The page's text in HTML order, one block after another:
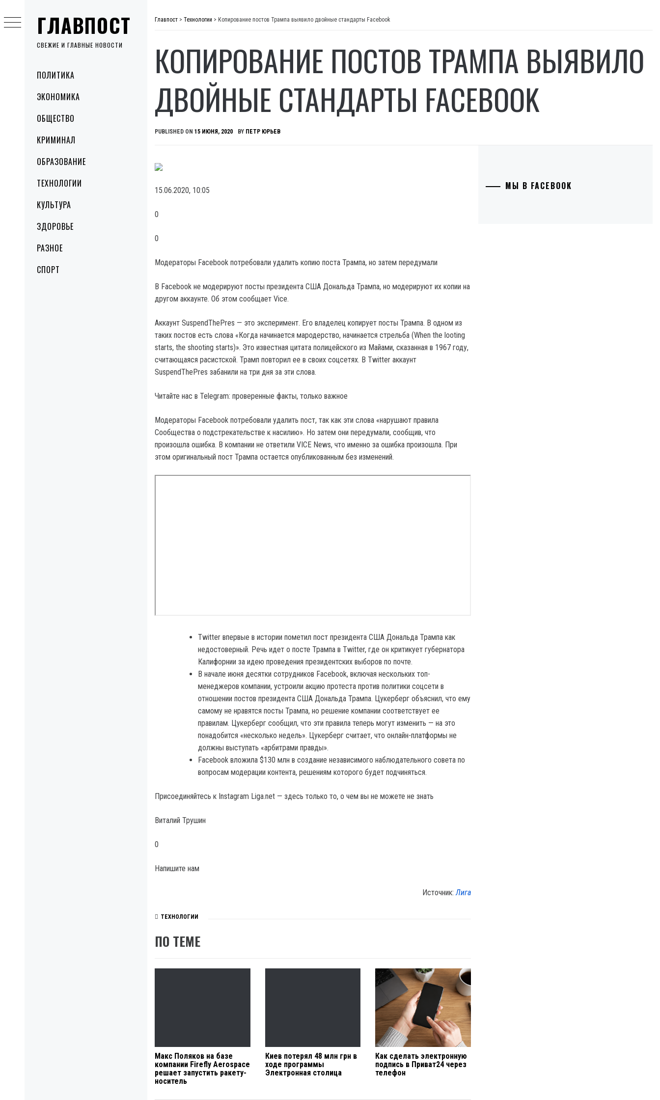
ГЛАВПОСТ
СВЕЖИЕ И ГЛАВНЫЕ НОВОСТИ
MenuПОЛИТИКА
ЭКОНОМИКА
ОБЩЕСТВО
КРИМИНАЛ
ОБРАЗОВАНИЕ
ТЕХНОЛОГИИ
КУЛЬТУРА
ЗДОРОВЬЕ
РАЗНОЕ
СПОРТ
to
content
Главпост > Технологии > Копирование постов Трампа выявило двойные стандарты Facebook
КОПИРОВАНИЕ ПОСТОВ ТРАМПА ВЫЯВИЛО
ДВОЙНЫЕ СТАНДАРТЫ FACEBOOK
PUBLISHED ON 15 ИЮНЯ, 2020 BY ПЕТР ЮРЬЕВ
15.06.2020, 10:05
0
0
Модераторы Facebook потребовали удалить копию поста Трампа, но затем передумали
В Facebook не модерируют посты президента США Дональда Трампа, но модерируют их копии на
другом аккаунте. Об этом сообщает Vice.
Аккаунт SuspendThePres — это эксперимент. Его владелец копирует посты Трампа. В одном из
таких постов есть слова «Когда начинается мародерство, начинается стрельба (When the looting
starts, the shooting starts)». Это известная цитата полицейского из Майами, сказанная в 1967 году,
считающаяся расистской. Трамп повторил ее в своих соцсетях. В Twitter аккаунт
SuspendThePres забанили на три дня за эти слова.
Читайте нас в Telegram: проверенные факты, только важное
Модераторы Facebook потребовали удалить пост, так как эти слова «нарушают правила
Сообщества о подстрекательстве к насилию». Но затем они передумали, сообщив, что
произошла ошибка. В компании не ответили VICE News, что именно за ошибка произошла. При
этом оригинальный пост Трампа остается опубликованным без изменений.
Twitter впервые в истории пометил пост президента США Дональда Трампа как
недостоверный. Речь идет о посте Трампа в Twitter, где он критикует губернатора
Калифорнии за идею проведения президентских выборов по почте.
В начале июня десятки сотрудников Facebook, включая нескольких топ-
менеджеров компании, устроили акцию протеста против политики соцсети в
отношении постов президента США Дональда Трампа. Цукерберг объяснил, что ему
самому не нравятся посты Трампа, но решение компании соответствует ее
правилам. Цукерберг сообщил, что эти правила теперь могут изменить — на это
понадобится «несколько недель». Цукерберг считает, что онлайн-платформы не
должны выступать «арбитрами правды».
Facebook вложила $130 млн в создание независимого наблюдательного совета по
вопросам модерации контента, решениям которого будет подчиняться.
Присоединяйтесь к Instagram Liga.net — здесь только то, о чем вы не можете не знать
Виталий Трушин
0
Напишите нам
Источник:Лига
ТЕХНОЛОГИИ
ПО ТЕМЕ
Макс Поляков на базе
компании Firefly Aerospace
решает запустить ракету-
носитель
Киев потерял 48 млн грн в
ходе программы
Электронная столица
Как сделать электронную
подпись в Приват24 через
телефон
МЫ В FACEBOOK